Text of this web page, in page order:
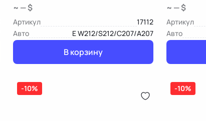
~ — $
Артикул
17112
Авто
E W212/S212/C207/A207
В корзину
~ — $
Артикул
Авто
-10% -10%